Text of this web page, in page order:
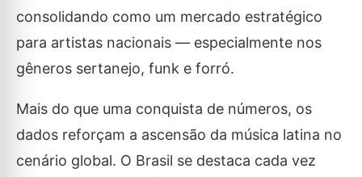
consolidando como um mercado estratégico
para artistas nacionais — especialmente nos
gêneros sertanejo, funk e forró.
Mais do que uma conquista de números, os
dados reforçam a ascensão da música latina no
cenário global. O Brasil se destaca cada vez